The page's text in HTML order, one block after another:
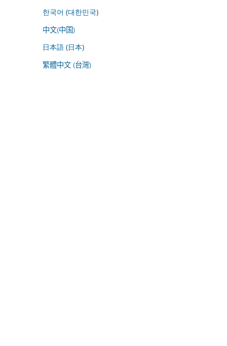
한국어 (대한민국)
中文(中国)
日本語 (日本)
繁體中文 (台灣)